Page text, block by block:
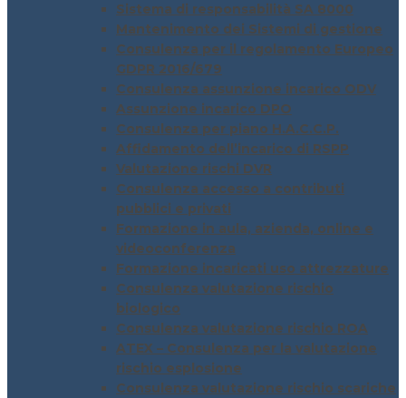
Sistema di responsabilità SA 8000
Mantenimento dei Sistemi di gestione
Consulenza per il regolamento Europeo
GDPR 2016/679
Consulenza assunzione incarico ODV
Assunzione incarico DPO
Consulenza per piano H.A.C.C.P.
Affidamento dell’incarico di RSPP
Valutazione rischi DVR
Consulenza accesso a contributi
pubblici e privati
Formazione in aula, azienda, online e
videoconferenza
Formazione incaricati uso attrezzature
Consulenza valutazione rischio
biologico
Consulenza valutazione rischio ROA
ATEX – Consulenza per la valutazione
rischio esplosione
Consulenza valutazione rischio scariche